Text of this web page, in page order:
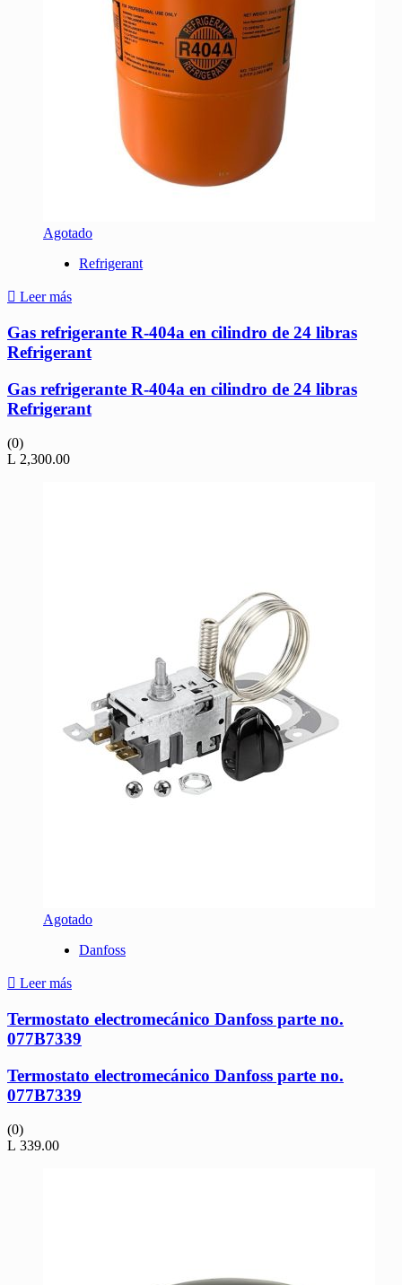
Agotado
Refrigerant
Leer más
Gas refrigerante R-404a en cilindro de 24 libras
Refrigerant
Gas refrigerante R-404a en cilindro de 24 libras
Refrigerant
(0)
L 2,300.00
Agotado
Danfoss
Leer más
Termostato electromecánico Danfoss parte no.
077B7339
Termostato electromecánico Danfoss parte no.
077B7339
(0)
L 339.00